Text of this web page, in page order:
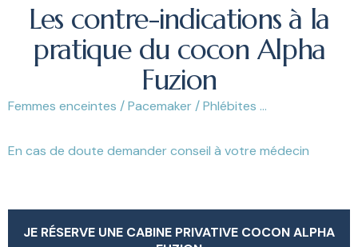
Les contre-indications à la
pratique du cocon Alpha
Fuzion
Femmes enceintes / Pacemaker / Phlébites …
En cas de doute demander conseil à votre médecin
JE RÉSERVE UNE CABINE PRIVATIVE COCON ALPHA